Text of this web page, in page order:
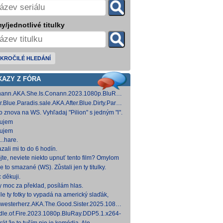
jednotlivé titulky
HLEDÁNÍ
Z FÓRA
[14,53 GB]
[15,19 GB]
znova na WS. Vyhľadaj "Pilion" s jedným "l".
mi to do 6 hodín.
neviete niekto upnuť tento film? Omylom
ho vymazal a neviem ho nikde nájsť. Robil
na
to smazané (WS). Zůstali jen ty titulky.
děkuji.
moc za překlad, posílám hlas.
ty fotky to vypadá na americký slaďák,
opak je pravdou..... Kdysi jsem četl i
cinepth [5,88 GB] Nemecké
[18,74 GB]